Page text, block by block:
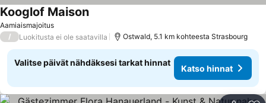
Aamiaismajoitus
Kooglof Maison
/ Luokitusta ei ole saatavilla Ostwald, 5.1 km kohteesta Strasbourg
Valitse päivät nähdäksesi tarkat hinnat
Katso hinnat